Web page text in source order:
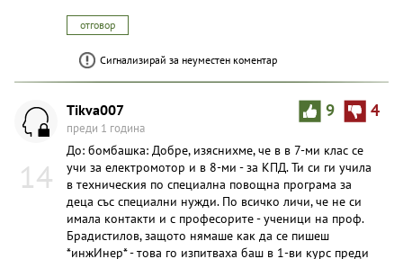
отговор
Сигнализирай за неуместен коментар
14
9 4
Tikva007
преди 1 година
До: бомбашка: Добре, изяснихме, че в в 7-ми клас се
учи за електромотор и в 8-ми - за КПД. Ти си ги учила
в техническия по специална повощна програма за
деца със специални нужди. По всичко личи, че не си
имала контакти и с професорите - ученици на проф.
Брадистилов, защото нямаше как да се пишеш
*инжИнер* - това го изпитваха баш в 1-ви курс преди